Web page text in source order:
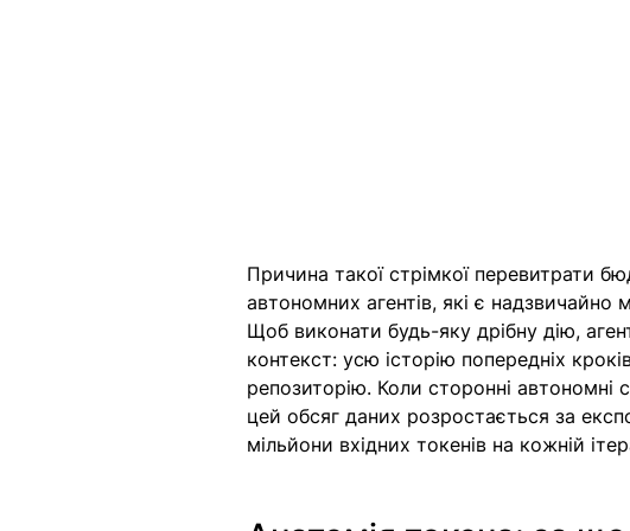
Причина такої стрімкої перевитрати
автономних агентів, які є
Щоб виконати будь-яку дрібну дію,
контекст: усю історію попередніх
репозиторію. Коли сторонні
цей обсяг даних розростається за
мільйони вхідних токенів на кожній